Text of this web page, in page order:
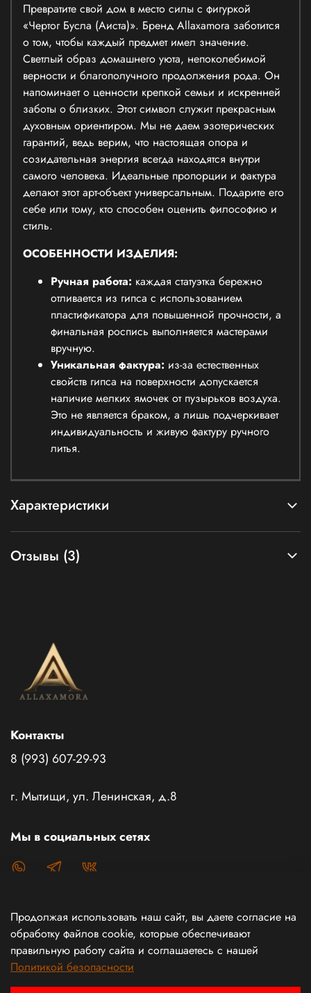
Превратите свой дом в место силы с фигуркой
«Чертог Бусла (Аиста)». Бренд Allaxamora заботится
о том, чтобы каждый предмет имел значение.
Светлый образ домашнего уюта, непоколебимой
верности и благополучного продолжения рода. Он
напоминает о ценности крепкой семьи и искренней
заботы о близких. Этот символ служит прекрасным
духовным ориентиром. Мы не даем эзотерических
гарантий, ведь верим, что настоящая опора и
созидательная энергия всегда находятся внутри
самого человека. Идеальные пропорции и фактура
делают этот арт-объект универсальным. Подарите его
себе или тому, кто способен оценить философию и
стиль.
ОСОБЕННОСТИ ИЗДЕЛИЯ:
Ручная работа: каждая статуэтка бережно
отливается из гипса с использованием
пластификатора для повышенной прочности, а
финальная роспись выполняется мастерами
вручную.
Уникальная фактура: из-за естественных
свойств гипса на поверхности допускается
наличие мелких ямочек от пузырьков воздуха.
Это не является браком, а лишь подчеркивает
индивидуальность и живую фактуру ручного
литья.
Характеристики
Отзывы (3)
Каталог товаров
Информация
Контакты
8 (993) 607-29-93
г. Мытищи, ул. Ленинская, д.8
Мы в социальных сетях
Продолжая использовать наш сайт, вы даете согласие на
обработку файлов cookie, которые обеспечивают
правильную работу сайта и соглашаетесь с нашей
Политикой безопасности